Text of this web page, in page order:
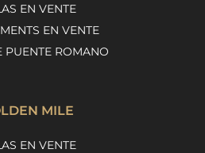
EN VENTE
EN VENTE
PUENTE ROMANO
MILE
EN VENTE